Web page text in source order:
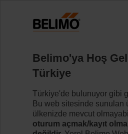
UM230Y-R.1
Daha fazla
Belimo'ya Hoş
Türkiye
Türkiye'de bulunuyor gibi
Bu web sitesinde sunulan
ülkenizde mevcut
oturum açmak/kayıt